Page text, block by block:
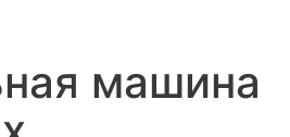
машина